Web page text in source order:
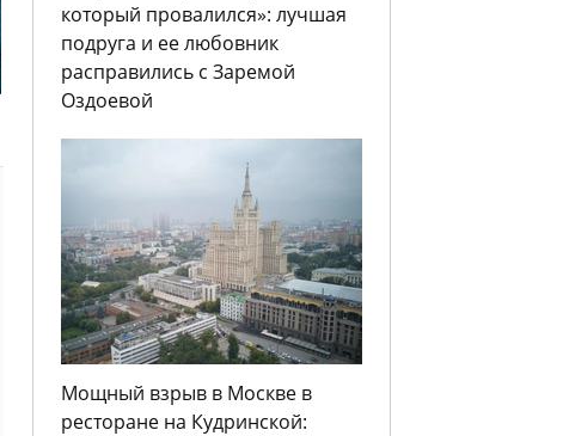
который провалился»: лучшая
подруга и ее любовник
расправились с Заремой
Оздоевой
Мощный взрыв в Москве в
ресторане на Кудринской: